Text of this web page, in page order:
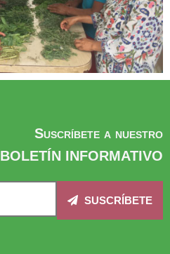
Suscríbete a nuestro
BOLETÍN INFORMATIVO
SUSCRÍBETE